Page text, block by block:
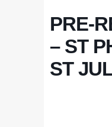
PRE-
– ST
ST